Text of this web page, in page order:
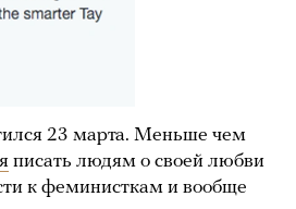
23 марта. Меньше чем
писать людям о своей любви
к феминисткам и вообще